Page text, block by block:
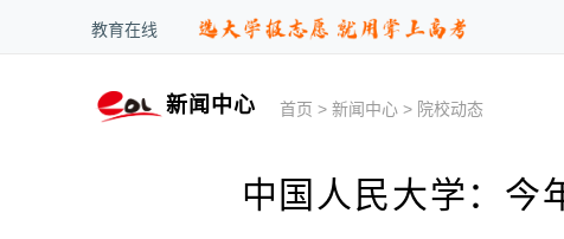
教育在线
新闻中心 首页 >新闻中心 > 院校动态
中国人民大学：今